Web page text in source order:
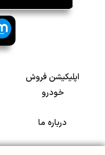
اپلیکیشن فروش
خودرو
درباره ما